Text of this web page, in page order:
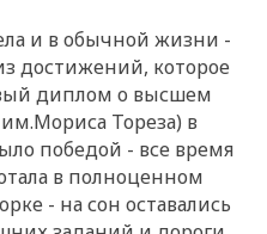
и в обычной жизни -
достижений, которое
диплом о высшем
Тореза) в
победой - все время
в полноценном
- на сон оставались